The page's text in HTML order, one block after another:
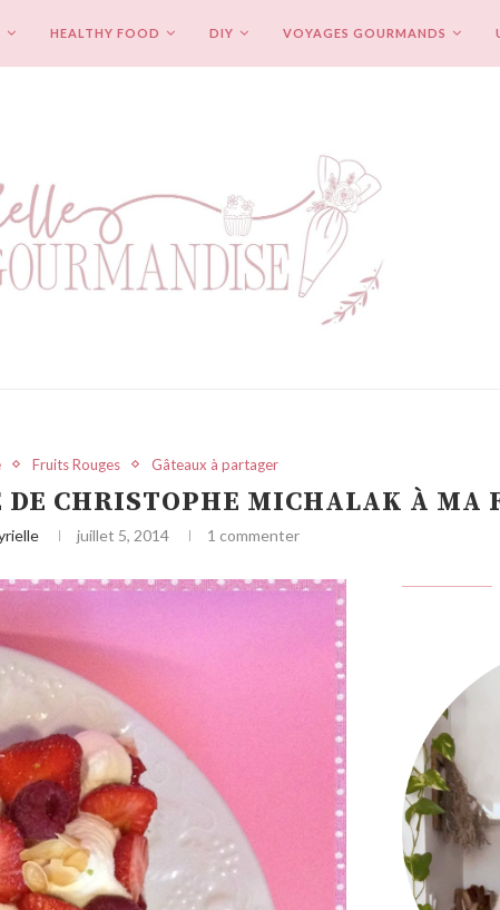
HEALTHY FOOD DIY VOYAGES GOURMANDS
Fruits Rouges Gâteaux à partager
CHRISTOPHE MICHALAK À MA
juillet 5, 2014 1 commenter